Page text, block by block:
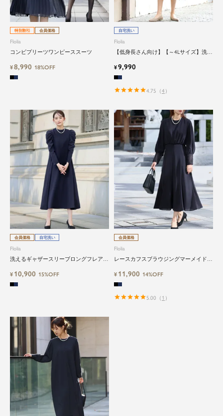
特別割引 会員価格
Flolia
コンビプリーツワンピーススーツ
¥8,990 18%OFF
自宅洗い
Flolia
【低身長さん向け】【～4Lサイズ】洗え
プ風セレモニースーツ
¥9,990
4.75 （4 ）
会員価格 自宅洗い
Flolia
洗えるギャザースリーブロングフレアワ
¥ 10,900 15%OFF
会員価格
Flolia
レースカフスブラウジングマーメイドワ
¥ 11,900 14%OFF
5.00 （ 1 ）